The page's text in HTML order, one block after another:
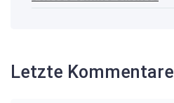
Letzte Kommentare